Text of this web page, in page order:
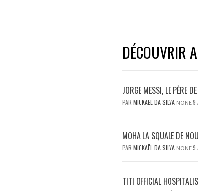
DÉCOUVRIR
JORGE MESSI, LE PÈRE
PAR MICKAËL DA SILVA NONE9
MOHA LA SQUALE DE
PAR MICKAËL DA SILVA NONE9
TITI OFFICIAL